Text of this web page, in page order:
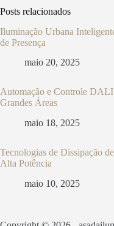
Posts relacionados
Iluminação Urbana
de Presença
maio 20, 2025
Automação e Controle
Grandes Áreas
maio 18, 2025
Tecnologias de Dissipação
Alta Potência
maio 10, 2025